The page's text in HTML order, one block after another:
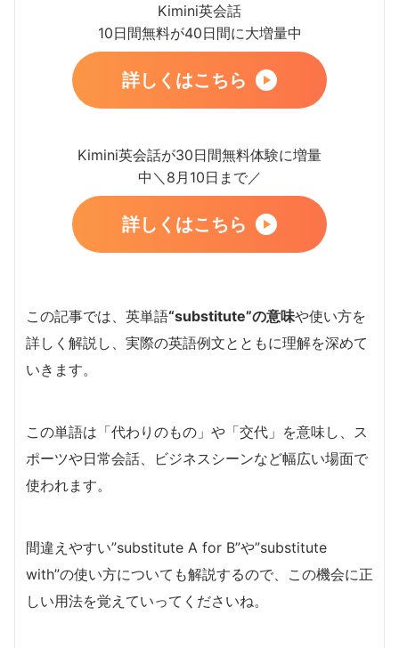
Kimini英会話
10日間無料が40日間に大増量中
詳しくはこちら
Kimini英会話が30日間無料体験に増量
中＼8月10日まで／
詳しくはこちら
この記事では、英単語“substitute”の意味や使い方を
詳しく解説し、実際の英語例文とともに理解を深めて
いきます。
この単語は「代わりのもの」や「交代」を意味し、ス
ポーツや日常会話、ビジネスシーンなど幅広い場面で
使われます。
間違えやすい”substitute A for B”や”substitute
with”の使い方についても解説するので、この機会に正
しい用法を覚えていってくださいね。